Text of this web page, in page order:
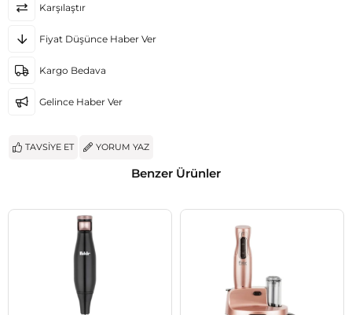
Karşılaştır
Fiyat Düşünce Haber Ver
Kargo Bedava
Gelince Haber Ver
TAVSIYE ET YORUM YAZ
Benzer Ürünler